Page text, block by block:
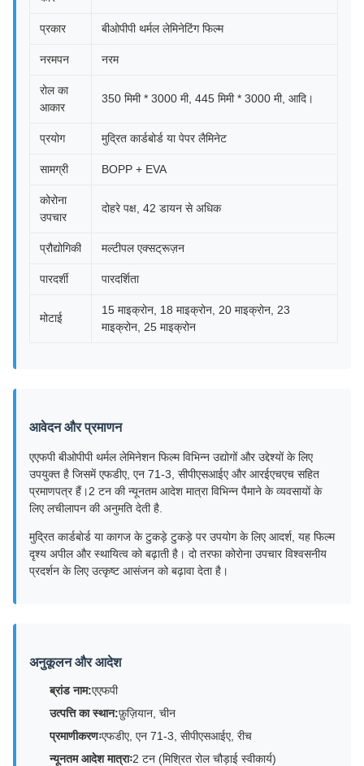
प्रकार बीओपीपी थर्मल लेमिनेटिंग फिल्म
नरमपन नरम
रोल का
आकार
350 मिमी * 3000 मी, 445 मिमी * 3000 मी, आदि।
प्रयोग मुद्रित कार्डबोर्ड या पेपर लैमिनेट
सामग्री BOPP + EVA
कोरोना
उपचार
दोहरे पक्ष, 42 डायन से अधिक
प्रौद्योगिकी मल्टीपल एक्सट्रूज़न
पारदर्शी पारदर्शिता
मोटाई
15 माइक्रोन, 18 माइक्रोन, 20 माइक्रोन, 23
माइक्रोन, 25 माइक्रोन
आवेदन और प्रमाणन
एएफपी बीओपीपी थर्मल लेमिनेशन फिल्म विभिन्न उद्योगों और उद्देश्यों के लिए
उपयुक्त है जिसमें एफडीए, एन 71-3, सीपीएसआईए और आरईएचएच सहित
प्रमाणपत्र हैं।2 टन की न्यूनतम आदेश मात्रा विभिन्न पैमाने के व्यवसायों के
लिए लचीलापन की अनुमति देती है.
मुद्रित कार्डबोर्ड या कागज के टुकड़े टुकड़े पर उपयोग के लिए आदर्श, यह फिल्म
दृश्य अपील और स्थायित्व को बढ़ाती है। दो तरफा कोरोना उपचार विश्वसनीय
प्रदर्शन के लिए उत्कृष्ट आसंजन को बढ़ावा देता है।
अनुकूलन और आदेश
ब्रांड नाम:एएफपी
उत्पत्ति का स्थान:फ़ुज़ियान, चीन
प्रमाणीकरणःएफडीए, एन 71-3, सीपीएसआईए, रीच
न्यूनतम आदेश मात्राः2 टन (मिश्रित रोल चौड़ाई स्वीकार्य)